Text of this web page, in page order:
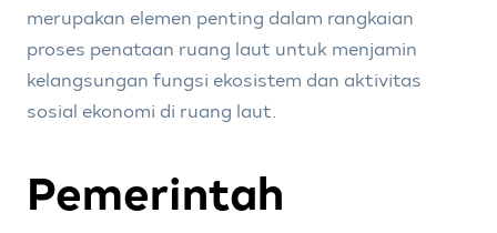
merupakan elemen penting dalam rangkaian
proses penataan ruang laut untuk menjamin
kelangsungan fungsi ekosistem dan aktivitas
sosial ekonomi di ruang laut.
Pemerintah